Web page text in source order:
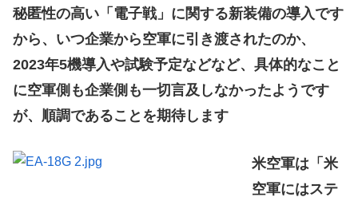
秘匿性の高い「電子戦」に関する新装備の導入です
から、いつ企業から空軍に引き渡されたのか、
2023年5機導入や試験予定などなど、具体的なこと
に空軍側も企業側も一切言及しなかったようです
が、順調であることを期待します
米空軍は「米
空軍にはステ